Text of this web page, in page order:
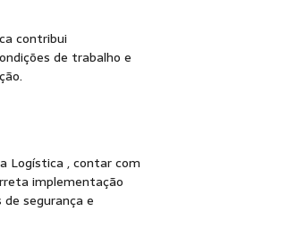
contribui
de trabalho e
Logística , contar com
implementação
segurança e